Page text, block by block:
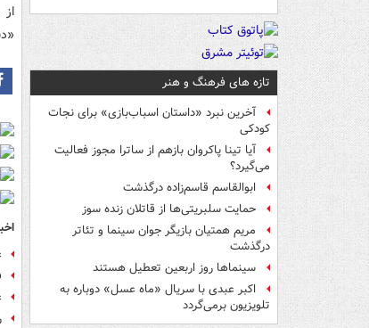
تازه های فرهنگ و هنر
آخرین نبرد «داستان اسباب‌بازی» برای نجات
کودکی
آیا تینا پاکروان بازهم از ساترا مجوز فعالیت
می‌گیرد؟
ابوالقاسم قاسم‌زاده درگذشت
حمایت سلبریتی‌ها از قاتلان زنده سوز
مریم همتیان بازیگر جوان سینما و تئاتر
درگذشت
سینماها روز اربعین تعطیل هستند
اکبر عبدی با سریال «ماه عسل» دوباره به
تلویزیون برمی‌گردد